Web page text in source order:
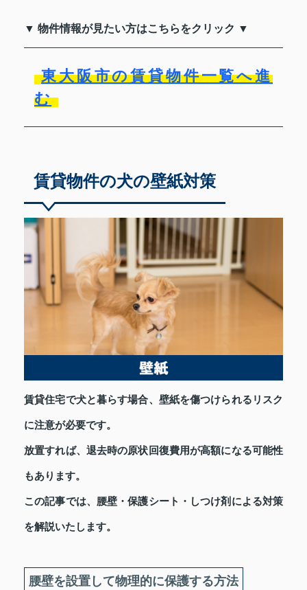
▼ 物件情報が見たい方はこちらをクリック ▼
東大阪市の賃貸物件一覧へ進
む
賃貸物件の犬の壁紙対策
賃貸住宅で犬と暮らす場合、壁紙を傷つけられるリスク
に注意が必要です。
放置すれば、退去時の原状回復費用が高額になる可能性
もあります。
この記事では、腰壁・保護シート・しつけ剤による対策
を解説いたします。
腰壁を設置して物理的に保護する方法